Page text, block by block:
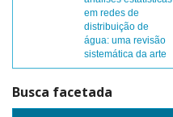
em redes de
distribuição de
água: uma revisão
sistemática da arte
Busca facetada